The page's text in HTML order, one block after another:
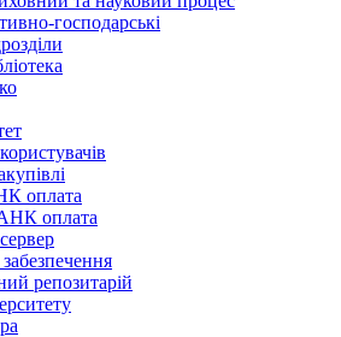
господарські
оплата
оплата
репозитарій